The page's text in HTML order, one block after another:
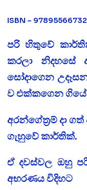
ISBN –
පරි හිතුවේ
කරලා නිදහසේ
සෝදාගෙන
ව එක්කගෙන ගියේ
අරන්ගේත්‍රම් දා
ගැහුවේ කාර්තික්.
ඒ දවස්වල ඔහු
අභරණය විදිහට